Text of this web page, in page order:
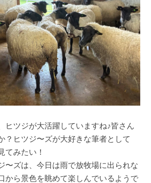
ヒツジが大活躍していますね♪皆さん
？ヒツジ〜ズが大好きな筆者として
てみたい！
〜ズは、今日は雨で放牧場に出られな
から景色を眺めて楽しんでいるようで